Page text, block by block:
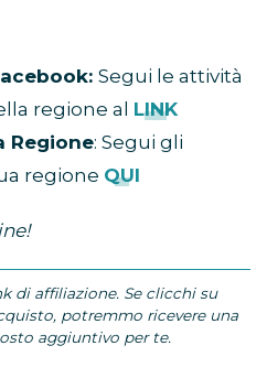
Segui le attività
regione al LINK
Regione: Segui gli
regione QUI
di affiliazione. Se clicchi su
potremmo ricevere una
aggiuntivo per te.